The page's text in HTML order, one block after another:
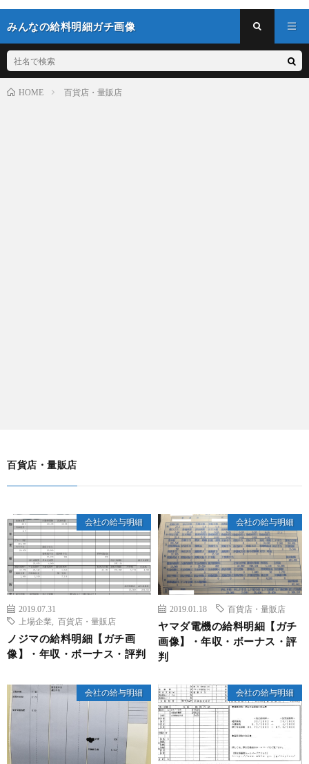
みんなの給料明細ガチ画像
HOME 百貨店・量販店
百貨店・量販店
会社の給与明細
2019.07.31
上場企業
百貨店・量販店
ノジマの給料明細【ガチ画
像】・年収・ボーナス・評判
会社の給与明細
2019.01.18 百貨店・量販店
ヤマダ電機の給料明細【ガチ
画像】・年収・ボーナス・評
判
会社の給与明細 会社の給与明細